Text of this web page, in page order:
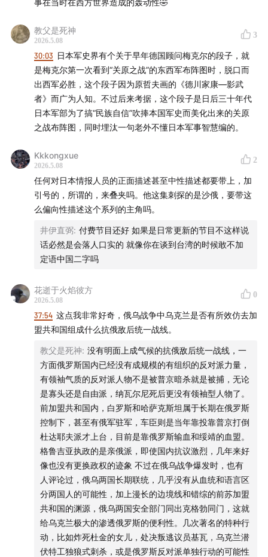
32:02 单人穿越西伯利亚：福岛安正的世纪末壮游
「黑龙会」崛起始末
01:03:38明石元二郎煽动1905年沙俄内乱
01:15:45西门子事件：明石元二郎借情报手段打压海军
的建立
01:26:01从甘地、凯末尔到潘佩珠：鼓动世界的日俄决战
01:27:38抢占青岛及德属太平洋诸岛：一战期间的日本情
报与收获
01:35:07会师贝加尔，切断大铁路：干涉俄国内战的日本
01:43:24红白帝国桥头堡：对苏情报工作在东北的展开
01:53:10日俄战争后日本情报优势的衰退
- 制作团队 -
声音设计 hotair
节目统筹 禾放
节目运营 小米粒
节目制作 思钊 Yo
logo设计 蛋花
- 本节目由JustPod出品 © 2026 上海斛律网络科技有限
事在当时在西方世界造成的轰动性🤣
教父是死神
2026.5.08
3
30:03 日本军史界有个关于早年德国顾问梅克尔的段子，就
是梅克尔第一次看到“关原之战”的东西军布阵图时，脱口而
出西军必胜，这个段子因为原哲夫画的《德川家康—影武
者》而广为人知。不过后来考据，这个段子是日后三十年代
日本军部为了搞“民族自信”吹捧本国军史而美化出来的关原
之战布阵图，同时埋汰一句老外不懂日本军事智慧编的。
Kkkongxue
2026.5.08
2
任何对日本情报人员的正面描述甚至中性描述都要带上，加
引号的，所谓的，来叠夹吗。他这集刺探的是沙俄，要带这
么偏向性描述这个系列的主角吗。
井伊直弼: 付费节目还好 如果是日常更新的节目不这样说
话必然是会落人口实的 就像你在谈到台湾的时候敢不加
定语中国二字吗
花逝于火焰彼方
2026.5.08
0
37:54 这点我非常好奇，俄乌战争中乌克兰是否有所效仿去加
盟共和国组成什么抗俄敌后统一战线。
教父是死神: 没有明面上成气候的抗俄敌后统一战线，一
方面俄罗斯国内已经没有成规模的有组织的反对派力量，
有领袖气质的反对派人物不是被普京暗杀就是被捕，无论
是寡头还是自由派，纳瓦尔尼死后更没有领袖型人物了。
前加盟共和国内，白罗斯和哈萨克斯坦属于长期在俄罗斯
控制下，甚至有俄军驻军，车臣则是当年靠投靠普京打倒
杜达耶夫派才上台，目前是靠俄罗斯输血和绥靖的血盟。
格鲁吉亚执政的是亲俄派，即使国内抗议激烈，几年来好
像也没有更换政权的迹象 不过在俄乌战争爆发时，也有
人评论过，俄乌两国长期联统，几乎没有从血统和语言区
分两国人的可能性，加上漫长的边境线和错综的前苏加盟
共和国的渊源，俄乌两国安全部门同出克格勃同门，这就
给乌克兰极大的渗透俄罗斯的便利性。几次著名的特种行
动，比如炸死杜金的女儿，处决叛逃议员基瓦，乌克兰潜
伏特工独狼式刺杀，或是俄罗斯反对派单独行动的可能性